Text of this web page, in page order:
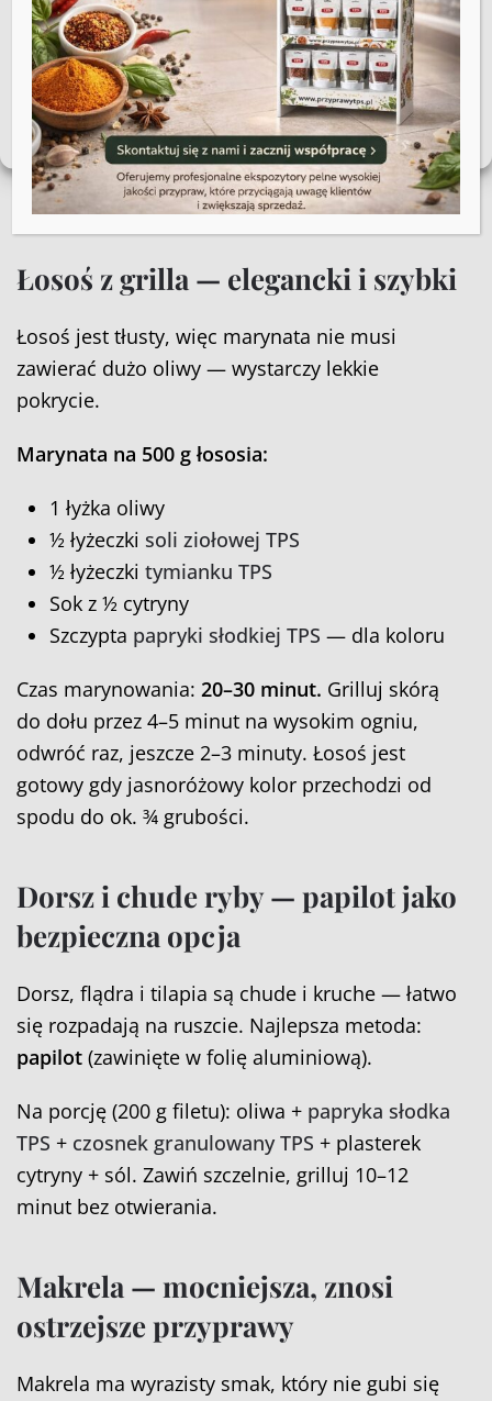
Akceptuję
Zobacz preferencje
Polityka plików cookiesRegulamin sklepu
Białko rybie denaturuje znacznie szybciej niż
białko wieprzowiny lub drobiu. Kwas w
marynacie (sok z cytryny, ocet) dosłownie
„gotuje” wierzchnią warstwę ryby — po 45
minutach marynowania łosoś ma teksturę
częściowo ugotowanego. Dlategoczas
marynowania ryby = 20–40 minut, nie godziny.
Łosoś z grilla — elegancki i szybki
Łosoś jest tłusty, więc marynata nie musi
zawierać dużo oliwy — wystarczy lekkie
pokrycie.
Marynata na 500 g łososia:
1 łyżka oliwy
½ łyżeczki soli ziołowej TPS
½ łyżeczki tymianku TPS
Sok z ½ cytryny
Szczypta papryki słodkiej TPS — dla koloru
Czas marynowania: 20–30 minut. Grilluj skórą
do dołu przez 4–5 minut na wysokim ogniu,
odwróć raz, jeszcze 2–3 minuty. Łosoś jest
gotowy gdy jasnoróżowy kolor przechodzi od
spodu do ok. ¾ grubości.
Dorsz i chude ryby — papilot jako
bezpieczna opcja
Dorsz, flądra i tilapia są chude i kruche — łatwo
się rozpadają na ruszcie. Najlepsza metoda:
papilot (zawinięte w folię aluminiową).
Na porcję (200 g filetu): oliwa + papryka słodka
TPS + czosnek granulowany TPS + plasterek
cytryny + sól. Zawiń szczelnie, grilluj 10–12
minut bez otwierania.
Makrela — mocniejsza, znosi
ostrzejsze przyprawy
Makrela ma wyrazisty smak, który nie gubi się